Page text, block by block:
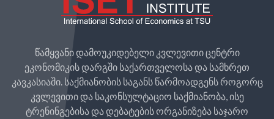
წამყვანი დამოუკიდებელი კვლევითი ცენტრი
ეკონომიკის დარგში საქართველოსა და სამხრეთ
კავკასიაში. საქმიანობის საგანს წარმოადგენს როგორც
კვლევითი და საკონსულტაციო საქმიანობა, ისე
ტრენინგებისა და დებატების ორგანიზება საჯარო